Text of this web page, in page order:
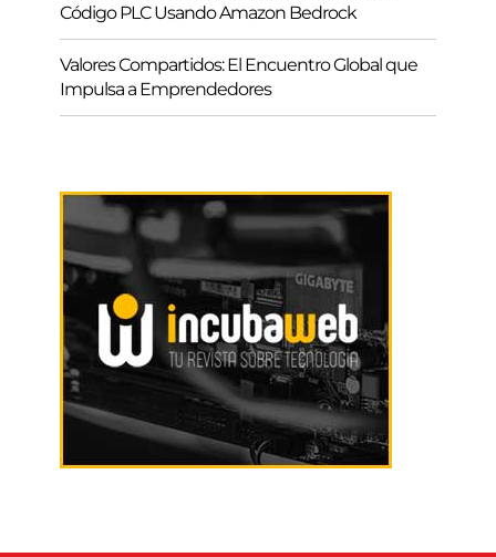
Código PLC Usando Amazon Bedrock
Valores Compartidos: El Encuentro Global que
Impulsa a Emprendedores